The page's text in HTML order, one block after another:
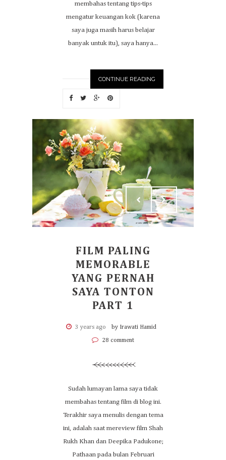
membahas tentang tips-tips
mengatur keuangan kok (karena
saya juga masih harus belajar
banyak untuk itu), saya hanya...
CONTINUE READING
FILM PALING
MEMORABLE
YANG PERNAH
SAYA TONTON
PART 1
3 years ago by Irawati Hamid
28 comment
Sudah lumayan lama saya tidak
membahas tentang film di blog ini.
Terakhir saya menulis dengan tema
ini, adalah saat mereview film Shah
Rukh Khan dan Deepika Padukone;
Pathaan pada bulan Februari